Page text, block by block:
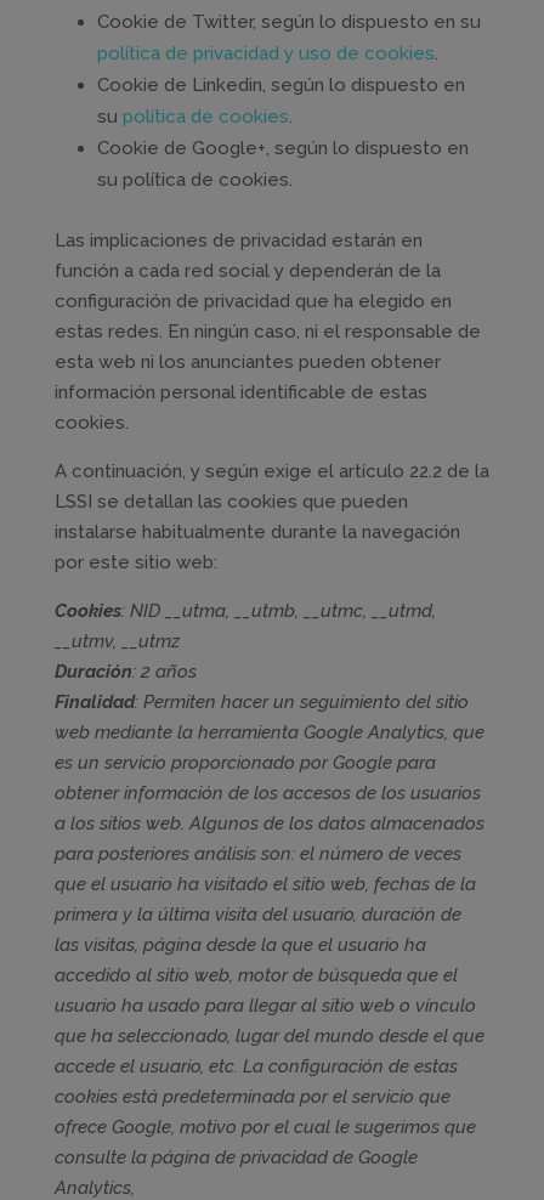
Cookie de Twitter, según lo dispuesto en su
política de privacidad y uso de cookies.
Cookie de Linkedin, según lo dispuesto en
su política de cookies.
Cookie de Google+, según lo dispuesto en
su política de cookies.
Las implicaciones de privacidad estarán en
función a cada red social y dependerán de la
configuración de privacidad que ha elegido en
estas redes. En ningún caso, ni el responsable de
esta web ni los anunciantes pueden obtener
información personal identificable de estas
cookies.
A continuación, y según exige el artículo 22.2 de la
LSSI se detallan las cookies que pueden
instalarse habitualmente durante la navegación
por este sitio web:
Cookies: NID __utma, __utmb, __utmc, __utmd,
__utmv, __utmz
Duración: 2 años
Finalidad: Permiten hacer un seguimiento del sitio
web mediante la herramienta Google Analytics, que
es un servicio proporcionado por Google para
obtener información de los accesos de los usuarios
a los sitios web. Algunos de los datos almacenados
para posteriores análisis son: el número de veces
que el usuario ha visitado el sitio web, fechas de la
primera y la última visita del usuario, duración de
las visitas, página desde la que el usuario ha
accedido al sitio web, motor de búsqueda que el
usuario ha usado para llegar al sitio web o vínculo
que ha seleccionado, lugar del mundo desde el que
accede el usuario, etc. La configuración de estas
cookies está predeterminada por el servicio que
ofrece Google, motivo por el cual le sugerimos que
consulte la página de privacidad de Google
Analytics,